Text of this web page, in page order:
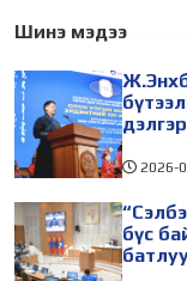
дагагчийн тоогоор
авч
Шинэ мэдээ
2026-
бүс